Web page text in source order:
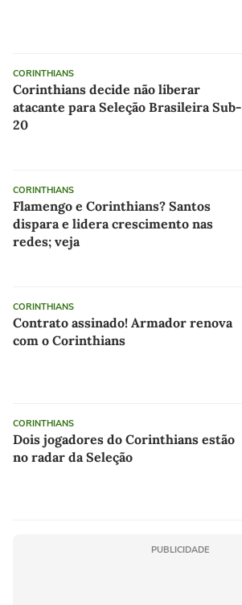
CORINTHIANS
Corinthians decide não liberar
atacante para Seleção Brasileira Sub-
20
CORINTHIANS
Flamengo e Corinthians? Santos
dispara e lidera crescimento nas
redes; veja
CORINTHIANS
Contrato assinado! Armador renova
com o Corinthians
CORINTHIANS
Dois jogadores do Corinthians estão
no radar da Seleção
PUBLICIDADE